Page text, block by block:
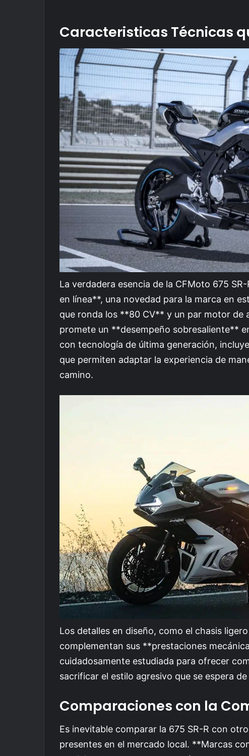
Caracteristicas Técnicas
La verdadera esencia de la CFMoto 675
en línea**, una novedad para la marca en
que ronda los **80 CV** y un par motor
promete un **desempeño sobresaliente**
con tecnología de última generación,
que permiten adaptar la experiencia de
camino.
Los detalles en diseño, como el chasis
complementan sus **prestaciones
cuidadosamente estudiada para ofrecer
sacrificar el estilo agresivo que se espera
Comparaciones con la
Es inevitable comparar la 675 SR-R con
presentes en el mercado local. **Marcas